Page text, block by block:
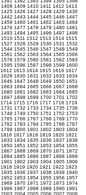
1408 1409 1410 1411 1412 1413
1425 1426 1427 1428 1429 1430
1442 1443 1444 1445 1446 1447
1459 1460 1461 1462 1463 1464
1476 1477 1478 1479 1480 1481
1493 1494 1495 1496 1497 1498
1510 1511 1512 1513 1514 1515
1527 1528 1529 1530 1531 1532
1544 1545 1546 1547 1548 1549
1561 1562 1563 1564 1565 1566
1578 1579 1580 1581 1582 1583
1595 1596 1597 1598 1599 1600
1612 1613 1614 1615 1616 1617
1629 1630 1631 1632 1633 1634
1646 1647 1648 1649 1650 1651
1663 1664 1665 1666 1667 1668
1680 1681 1682 1683 1684 1685
1697 1698 1699 1700 1701 1702
1714 1715 1716 1717 1718 1719
1731 1732 1733 1734 1735 1736
1748 1749 1750 1751 1752 1753
1765 1766 1767 1768 1769 1770
1782 1783 1784 1785 1786 1787
1799 1800 1801 1802 1803 1804
1816 1817 1818 1819 1820 1821
1833 1834 1835 1836 1837 1838
1850 1851 1852 1853 1854 1855
1867 1868 1869 1870 1871 1872
1884 1885 1886 1887 1888 1889
1901 1902 1903 1904 1905 1906
1918 1919 1920 1921 1922 1923
1935 1936 1937 1938 1939 1940
1952 1953 1954 1955 1956 1957
1969 1970 1971 1972 1973 1974
1986 1987 1988 1989 1990 1991